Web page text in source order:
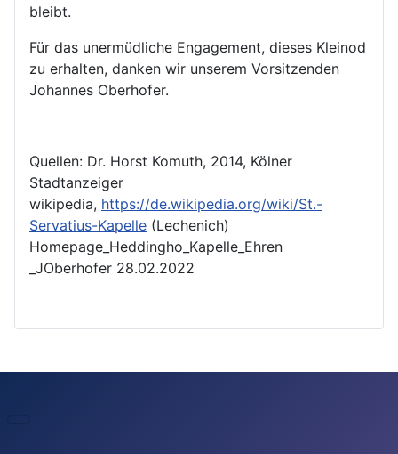
bleibt.
Für das unermüdliche Engagement, dieses Kleinod
zu erhalten, danken wir unserem Vorsitzenden
Johannes Oberhofer.
Quellen: Dr. Horst Komuth, 2014, Kölner
Stadtanzeiger
wikipedia, https://de.wikipedia.org/wiki/St.-
Servatius-Kapelle (Lechenich)
Homepage_Heddingho_Kapelle_Ehren
_JOberhofer 28.02.2022